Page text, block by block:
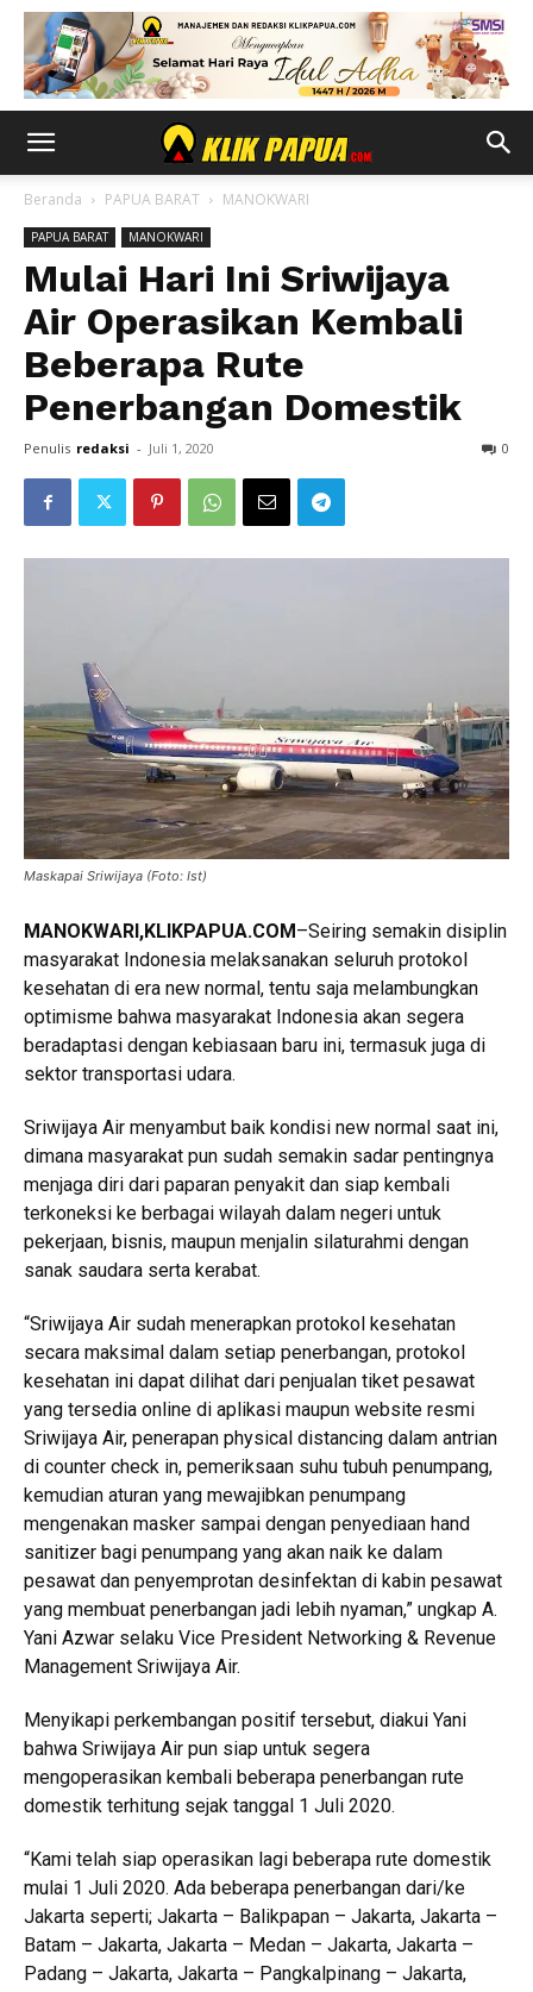
Beranda PAPUA BARAT MANOKWARI
PAPUA BARAT MANOKWARI
Mulai Hari Ini Sriwijaya
Air Operasikan Kembali
Beberapa Rute
Penerbangan Domestik
Penulis redaksi - Juli 1, 2020 0
Maskapai Sriwijaya (Foto: Ist)
MANOKWARI,KLIKPAPUA.COM–Seiring semakin disiplin
masyarakat Indonesia melaksanakan seluruh protokol
kesehatan di era new normal, tentu saja melambungkan
optimisme bahwa masyarakat Indonesia akan segera
beradaptasi dengan kebiasaan baru ini, termasuk juga di
sektor transportasi udara.
Sriwijaya Air menyambut baik kondisi new normal saat ini,
dimana masyarakat pun sudah semakin sadar pentingnya
menjaga diri dari paparan penyakit dan siap kembali
terkoneksi ke berbagai wilayah dalam negeri untuk
pekerjaan, bisnis, maupun menjalin silaturahmi dengan
sanak saudara serta kerabat.
“Sriwijaya Air sudah menerapkan protokol kesehatan
secara maksimal dalam setiap penerbangan, protokol
kesehatan ini dapat dilihat dari penjualan tiket pesawat
yang tersedia online di aplikasi maupun website resmi
Sriwijaya Air, penerapan physical distancing dalam antrian
di counter check in, pemeriksaan suhu tubuh penumpang,
kemudian aturan yang mewajibkan penumpang
mengenakan masker sampai dengan penyediaan hand
sanitizer bagi penumpang yang akan naik ke dalam
pesawat dan penyemprotan desinfektan di kabin pesawat
yang membuat penerbangan jadi lebih nyaman,” ungkap A.
Yani Azwar selaku Vice President Networking & Revenue
Management Sriwijaya Air.
Menyikapi perkembangan positif tersebut, diakui Yani
bahwa Sriwijaya Air pun siap untuk segera
mengoperasikan kembali beberapa penerbangan rute
domestik terhitung sejak tanggal 1 Juli 2020.
“Kami telah siap operasikan lagi beberapa rute domestik
mulai 1 Juli 2020. Ada beberapa penerbangan dari/ke
Jakarta seperti; Jakarta – Balikpapan – Jakarta, Jakarta –
Batam – Jakarta, Jakarta – Medan – Jakarta, Jakarta –
Padang – Jakarta, Jakarta – Pangkalpinang – Jakarta,